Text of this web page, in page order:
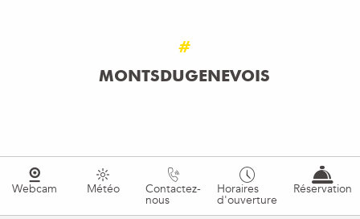
#
MONTSDUGENEVOIS
Webcam Météo Contactez-
nous
Horaires
d'ouverture
Réservation